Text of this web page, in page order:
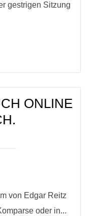
gestrigen Sitzung
ONLINE
von Edgar Reitz
oder in...